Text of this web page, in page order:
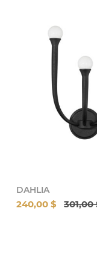
DAHLIA
240,00 $ 301,00